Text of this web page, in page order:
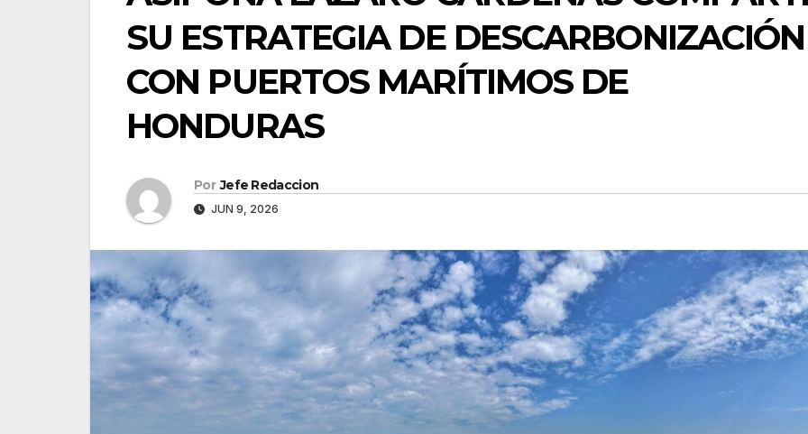
SU ESTRATEGIA DE DESCARBONIZACIÓN
CON PUERTOS MARÍTIMOS DE
HONDURAS
Por Jefe Redaccion
JUN 9, 2026